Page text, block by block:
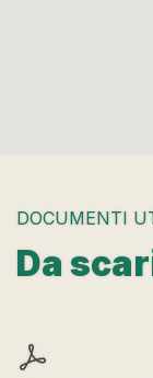
DOCUMENTI
Da